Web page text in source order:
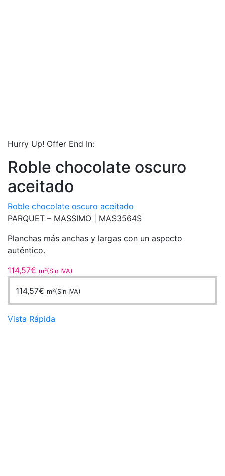
Hurry Up! Offer End In:
Roble chocolate oscuro
aceitado
Roble chocolate oscuro aceitado
PARQUET – MASSIMO |
MAS3564S
Planchas más anchas y largas con un aspecto
auténtico.
114,57€ m²(Sin IVA)
114,57€ m²(Sin IVA)
Vista Rápida